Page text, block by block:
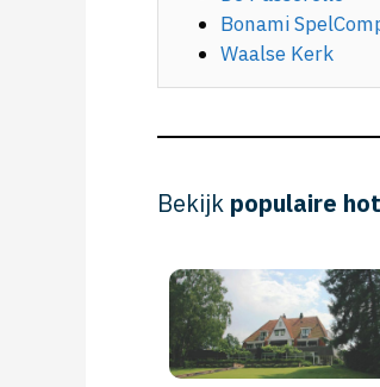
Bonami
Waalse Kerk
Bekijk populaire